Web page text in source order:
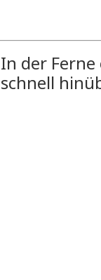
In der
schnell